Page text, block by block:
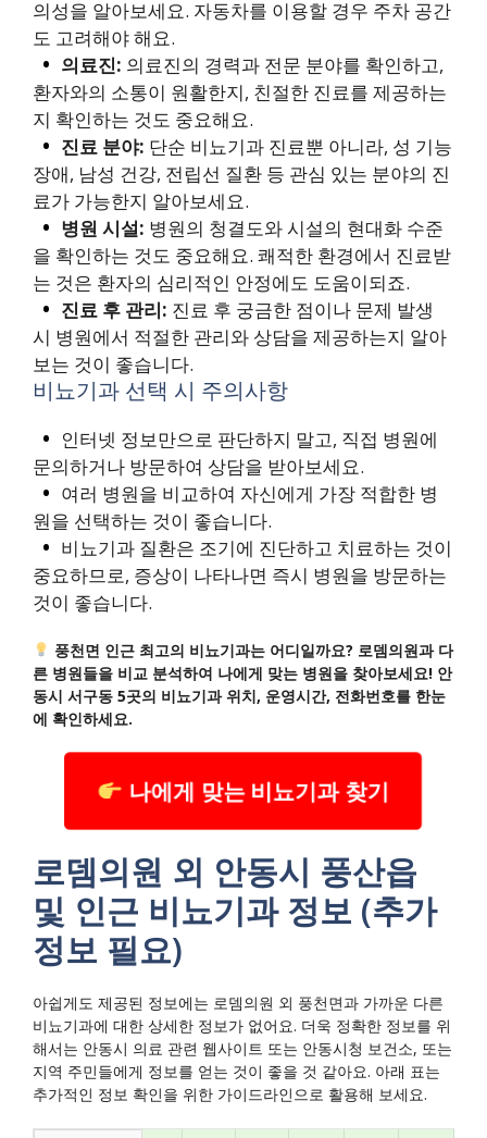
의성을 알아보세요. 자동차를 이용할 경우 주차 공간
도 고려해야 해요.
의료진: 의료진의 경력과 전문 분야를 확인하고,
환자와의 소통이 원활한지, 친절한 진료를 제공하는
지 확인하는 것도 중요해요.
진료 분야: 단순 비뇨기과 진료뿐 아니라, 성 기능
장애, 남성 건강, 전립선 질환 등 관심 있는 분야의 진
료가 가능한지 알아보세요.
병원 시설: 병원의 청결도와 시설의 현대화 수준
을 확인하는 것도 중요해요. 쾌적한 환경에서 진료받
는 것은 환자의 심리적인 안정에도 도움이되죠.
진료 후 관리: 진료 후 궁금한 점이나 문제 발생
시 병원에서 적절한 관리와 상담을 제공하는지 알아
보는 것이 좋습니다.
비뇨기과 선택 시 주의사항
인터넷 정보만으로 판단하지 말고, 직접 병원에
문의하거나 방문하여 상담을 받아보세요.
여러 병원을 비교하여 자신에게 가장 적합한 병
원을 선택하는 것이 좋습니다.
비뇨기과 질환은 조기에 진단하고 치료하는 것이
중요하므로, 증상이 나타나면 즉시 병원을 방문하는
것이 좋습니다.
풍천면 인근 최고의 비뇨기과는 어디일까요? 로뎀의원과 다
른 병원들을 비교 분석하여 나에게 맞는 병원을 찾아보세요! 안
동시 서구동 5곳의 비뇨기과 위치, 운영시간, 전화번호를 한눈
에 확인하세요.
나에게 맞는 비뇨기과 찾기
로뎀의원 외 안동시 풍산읍
및 인근 비뇨기과 정보 (추가
정보 필요)
아쉽게도 제공된 정보에는 로뎀의원 외 풍천면과 가까운 다른
비뇨기과에 대한 상세한 정보가 없어요. 더욱 정확한 정보를 위
해서는 안동시 의료 관련 웹사이트 또는 안동시청 보건소, 또는
지역 주민들에게 정보를 얻는 것이 좋을 것 같아요. 아래 표는
추가적인 정보 확인을 위한 가이드라인으로 활용해 보세요.